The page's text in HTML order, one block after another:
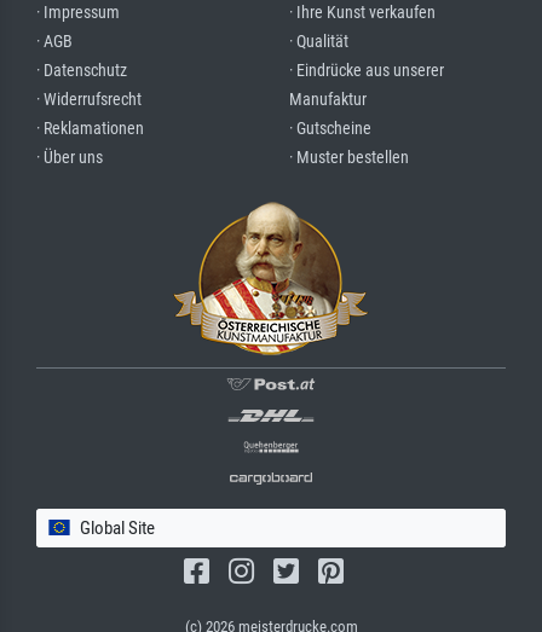
· Impressum
· AGB
· Datenschutz
· Widerrufsrecht
· Reklamationen
· Über uns
· Ihre Kunst verkaufen
· Qualität
· Eindrücke aus unserer
Manufaktur
· Gutscheine
· Muster bestellen
Global Site
(c) 2026 meisterdrucke.com